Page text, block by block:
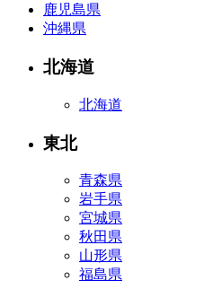
鹿児島県
沖縄県
北海道
北海道
東北
青森県
岩手県
宮城県
秋田県
山形県
福島県